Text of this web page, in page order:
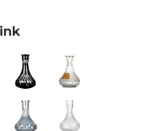
P-turquoise
Big Glass N Black
Egyptian
Agua Rayada
Imperial Ahumada
Imperial Clear